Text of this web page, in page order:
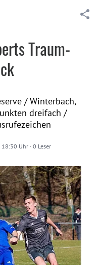
Traum-
/ Winterbach,
dreifach /
18:30 Uhr · 0 Leser